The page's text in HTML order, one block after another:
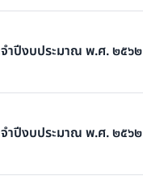
ำปีงบประมาณ พ.ศ. ๒๕๖๒
ำปีงบประมาณ พ.ศ. ๒๕๖๒